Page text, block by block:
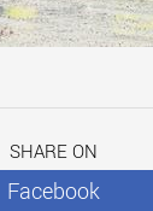
SHARE ON
Facebook